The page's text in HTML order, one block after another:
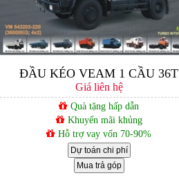
ĐẦU KÉO VEAM 1 CẦU 36T
Giá liên hệ
Quà tặng hấp dẫn
Khuyến mãi khủng
Hỗ trợ vay vốn 70-90%
Dự toán chi phí
Mua trả góp